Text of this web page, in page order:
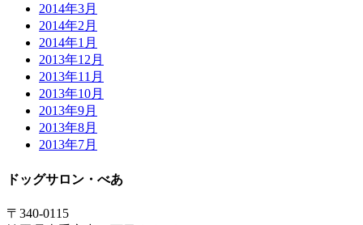
2014年3月
2014年2月
2014年1月
2013年12月
2013年11月
2013年10月
2013年9月
2013年8月
2013年7月
ドッグサロン・べあ
〒340-0115